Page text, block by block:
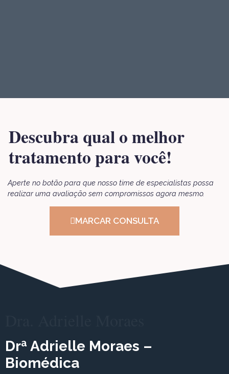
Descubra qual o melhor
tratamento para você!
Aperte no botão para que nosso time de especialistas possa
realizar uma avaliação sem compromissos agora mesmo.
MARCAR CONSULTA
Drª Adrielle Moraes –
Biomédica